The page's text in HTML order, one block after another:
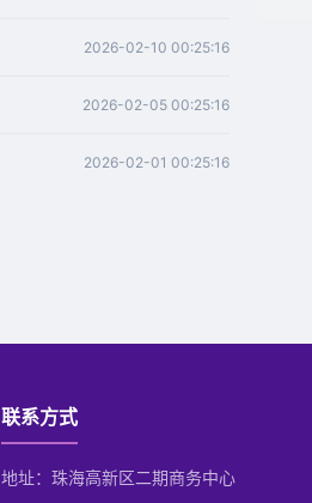
2026-02-10 00:25:16
2026-02-05 00:25:16
2026-02-01 00:25:16
联系方式
地址：珠海高新区二期商务中心